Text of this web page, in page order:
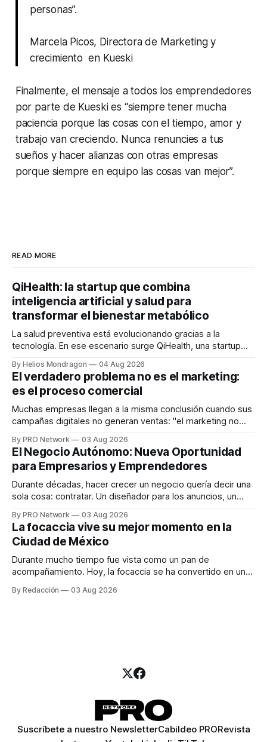
personas”.
Marcela Picos, Directora de Marketing y
crecimiento en Kueski
Finalmente, el mensaje a todos los emprendedores
por parte de Kueski es “siempre tener mucha
paciencia porque las cosas con el tiempo, amor y
trabajo van creciendo. Nunca renuncies a tus
sueños y hacer alianzas con otras empresas
porque siempre en equipo las cosas van mejor”.
READ MORE
QiHealth: la startup que combina
inteligencia artificial y salud para
transformar el bienestar metabólico
La salud preventiva está evolucionando gracias a la
tecnología. En ese escenario surge QiHealth, una startup
dispositivos inteligentes, inteligencia artificial y monitoreo
en tiempo real para ayudar a las personas a tomar mejores
decisiones sobre su salud metabólica. Su propuesta busca
responder
By Helios Mondragon 04 Aug 2026
El verdadero problema no es el marketing:
es el proceso comercial
Muchas empresas llegan a la misma conclusión cuando sus
campañas digitales no generan ventas: "el marketing no
INTERIUS, el problema suele estar en otro lugar. Durante
una entrevista para el podcast SER PRO, el especialista en
marketing digital explicó que
By PRO Network 03 Aug 2026
El Negocio Autónomo: Nueva Oportunidad
para Empresarios y Emprendedores
Durante décadas, hacer crecer un negocio quería decir una
sola cosa: contratar. Un diseñador para los anuncios, un
para los textos, alguien que supiera de publicidad digital
para encontrar prospectos, un vendedor para atender
llamadas y mensajes, y —con suerte— una persona
By PRO Network 03 Aug 2026
La focaccia vive su mejor momento en la
Ciudad de México
Durante mucho tiempo fue vista como un pan de
acompañamiento. Hoy, la focaccia se ha convertido en uno
artesanal, ingredientes de calidad y experiencias que
By Redacción 03 Aug 2026
Suscríbete a nuestro NewsletterCabildeo PRORevista